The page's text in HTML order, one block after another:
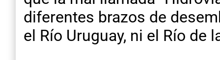
diferentes brazos de
el Río Uruguay, ni el Río de